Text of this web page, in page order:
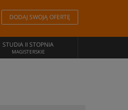
DODAJ SWOJĄ OFERTĘ
STUDIA II STOPNIA
MAGISTERSKIE